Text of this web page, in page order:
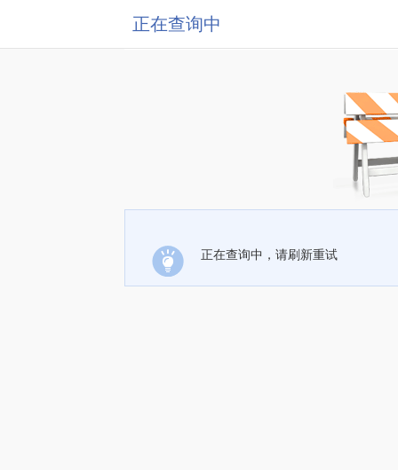
正在查询中
正在查询中，请刷新重试